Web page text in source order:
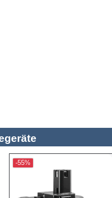
-55%